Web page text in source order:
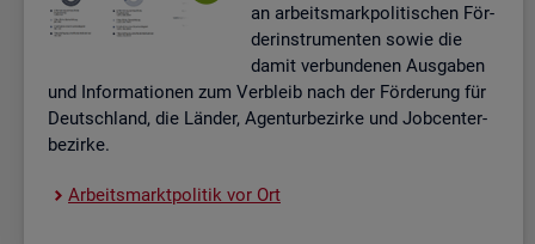
an ar­beits­mark­po­li­ti­schen För­
der­instru­men­ten sowie die
damit ver­bun­de­nen Aus­ga­ben
und In­for­ma­tio­nen zum Ver­bleib nach der För­de­rung für
Deutsch­land, die Län­der, Agen­tur­be­zir­ke und Job­cent­er­
be­zir­ke.
Ar­beits­markt­po­li­tik vor Ort